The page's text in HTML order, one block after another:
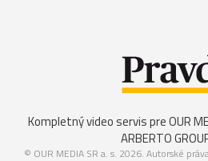
Kompletný video servis pre OUR
ARBERTO
© OUR MEDIA SR a. s. 2026. Autorské